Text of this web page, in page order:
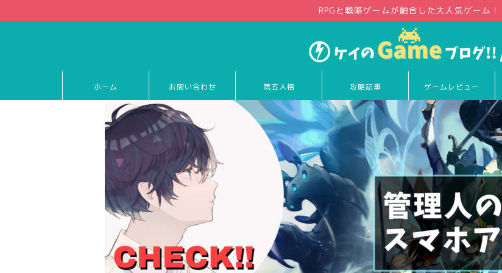
RPGと戦略ゲームが融合した大人気ゲーム！
ホーム お問い合わせ 第五人格 攻略記事 ゲームレビュー